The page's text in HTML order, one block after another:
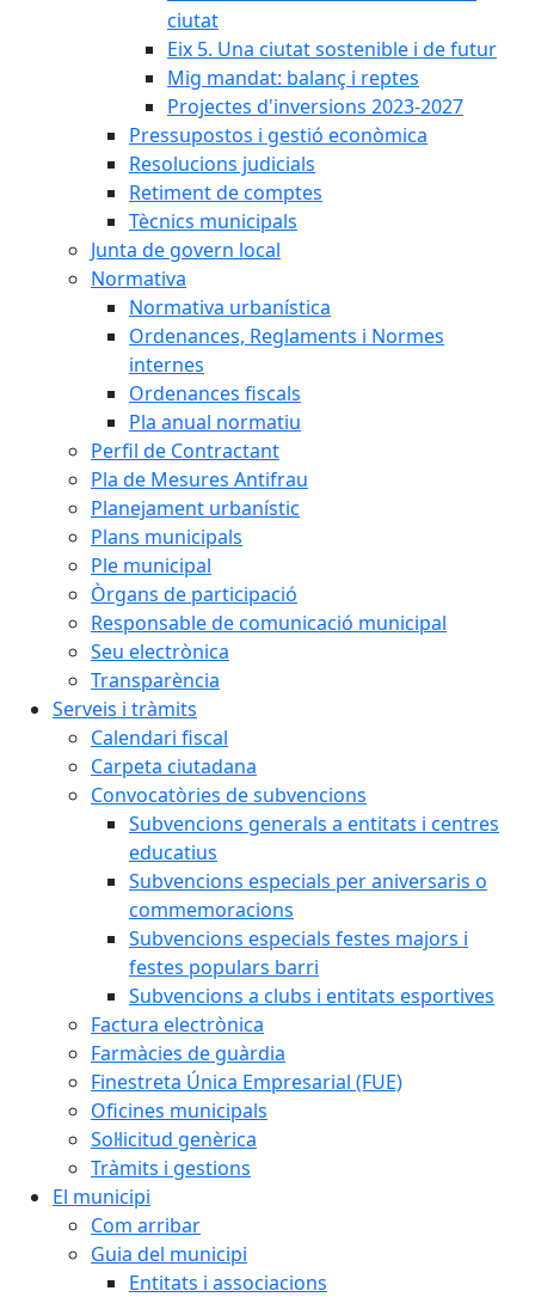
ciutat
Eix 5. Una ciutat sostenible i de futur
Mig mandat: balanç i reptes
Projectes d'inversions 2023-2027
Pressupostos i gestió econòmica
Resolucions judicials
Retiment de comptes
Tècnics municipals
Junta de govern local
Normativa
Normativa urbanística
Ordenances, Reglaments i Normes
internes
Ordenances fiscals
Pla anual normatiu
Perfil de Contractant
Pla de Mesures Antifrau
Planejament urbanístic
Plans municipals
Ple municipal
Òrgans de participació
Responsable de comunicació municipal
Seu electrònica
Transparència
Serveis i tràmits
Calendari fiscal
Carpeta ciutadana
Convocatòries de subvencions
Subvencions generals a entitats i centres
educatius
Subvencions especials per aniversaris o
commemoracions
Subvencions especials festes majors i
festes populars barri
Subvencions a clubs i entitats esportives
Factura electrònica
Farmàcies de guàrdia
Finestreta Única Empresarial (FUE)
Oficines municipals
Sol·licitud genèrica
Tràmits i gestions
El municipi
Com arribar
Guia del municipi
Entitats i associacions